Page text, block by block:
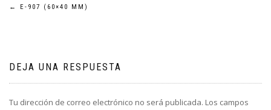
Navegación
entradas
← E-907 (60×40 MM)
DEJA UNA RESPUESTA
Tu dirección de correo electrónico no será publicada. Los campos